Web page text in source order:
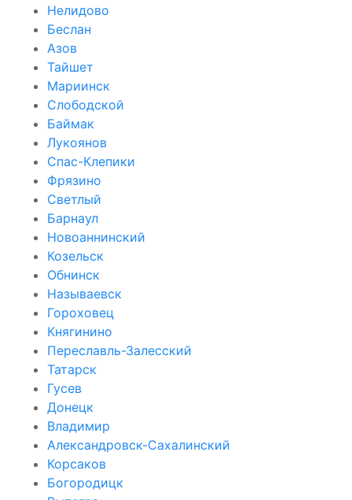
Нелидово
Беслан
Азов
Тайшет
Мариинск
Слободской
Баймак
Лукоянов
Спас-Клепики
Фрязино
Светлый
Барнаул
Новоаннинский
Козельск
Обнинск
Называевск
Гороховец
Княгинино
Переславль-Залесский
Татарск
Гусев
Донецк
Владимир
Александровск-Сахалинский
Корсаков
Богородицк